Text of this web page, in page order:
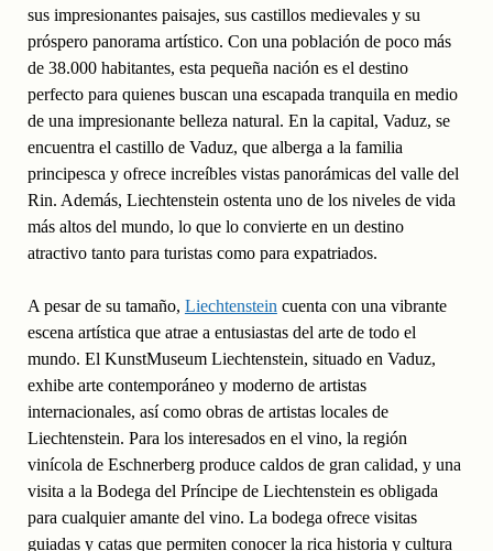
sus impresionantes paisajes, sus castillos medievales y su
próspero panorama artístico. Con una población de poco más
de 38.000 habitantes, esta pequeña nación es el destino
perfecto para quienes buscan una escapada tranquila en medio
de una impresionante belleza natural. En la capital, Vaduz, se
encuentra el castillo de Vaduz, que alberga a la familia
principesca y ofrece increíbles vistas panorámicas del valle del
Rin. Además, Liechtenstein ostenta uno de los niveles de vida
más altos del mundo, lo que lo convierte en un destino
atractivo tanto para turistas como para expatriados.
A pesar de su tamaño, Liechtensteincuenta con una vibrante
escena artística que atrae a entusiastas del arte de todo el
mundo. El KunstMuseum Liechtenstein, situado en Vaduz,
exhibe arte contemporáneo y moderno de artistas
internacionales, así como obras de artistas locales de
Liechtenstein. Para los interesados en el vino, la región
vinícola de Eschnerberg produce caldos de gran calidad, y una
visita a la Bodega del Príncipe de Liechtenstein es obligada
para cualquier amante del vino. La bodega ofrece visitas
guiadas y catas que permiten conocer la rica historia y cultura